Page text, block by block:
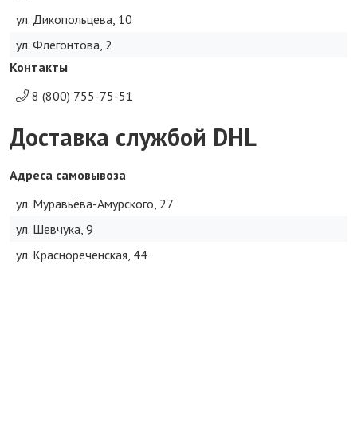
ул. Дикопольцева, 10
ул. Флегонтова, 2
Контакты
8 (800) 755-75-51
Доставка службой DHL
Адреса самовывоза
ул. Муравьёва-Амурского, 27
ул. Шевчука, 9
ул. Краснореченская, 44